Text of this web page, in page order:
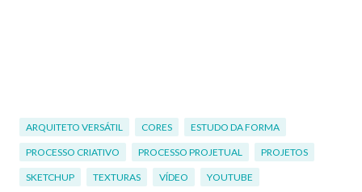
ARQUITETO VERSÁTIL CORES ESTUDO DA FORMA
PROCESSO CRIATIVO PROCESSO PROJETUAL PROJETOS
SKETCHUP TEXTURAS VÍDEO
YOUTUBE